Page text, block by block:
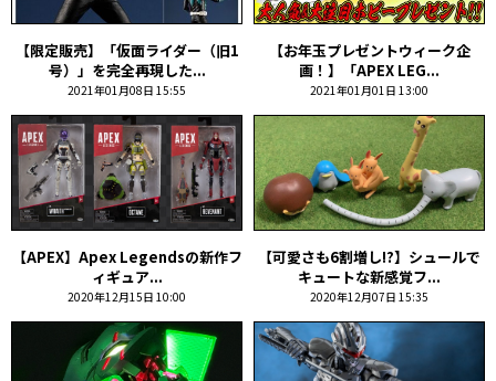
【限定販売】「仮面ライダー（旧1
号）」を完全再現した...
2021年01月08日 15:55
【お年玉プレゼントウィーク企
画！】「APEX LEG...
2021年01月01日 13:00
【APEX】Apex Legendsの新作フ
ィギュア...
2020年12月15日 10:00
【可愛さも6割増し!?】シュールで
キュートな新感覚フ...
2020年12月07日 15:35